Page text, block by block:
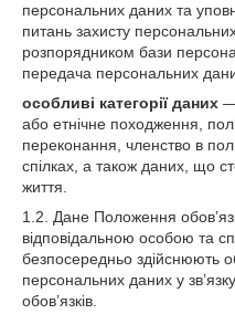
персональних даних та
питань захисту
розпорядником бази
передача персональних
особливі категорії даних —
або етнічне походження,
переконання, членство в
спілках, а також даних, що
життя.
1.2. Дане Положення
відповідальною особою та
безпосередньо здійснюють
персональних даних у
обов’язків.